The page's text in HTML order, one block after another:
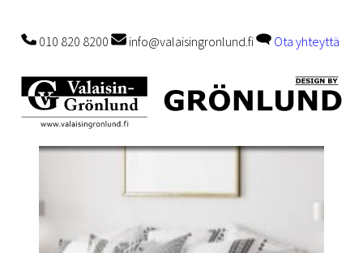
010 820 8200 info@valaisingronlund.fi Ota yhteyttä